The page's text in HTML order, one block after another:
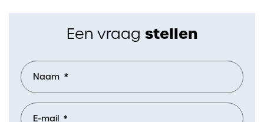
Een vraag stellen